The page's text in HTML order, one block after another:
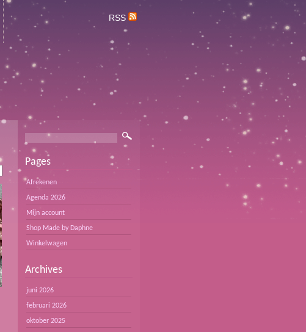
RSS
Pages
Afrekenen
Agenda 2026
Mijn account
Shop Made by Daphne
Winkelwagen
Archives
juni 2026
februari 2026
oktober 2025